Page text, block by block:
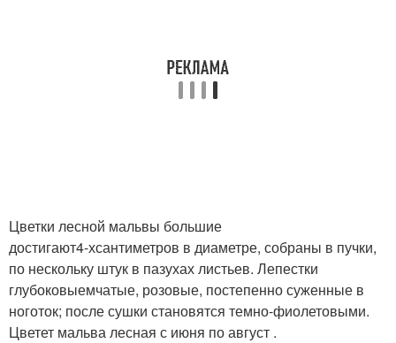
Цветки лесной мальвы большие
достигают4-хсантиметров в диаметре, собраны в пучки,
по нескольку штук в пазухах листьев. Лепестки
глубоковыемчатые, розовые, постепенно суженные в
ноготок; после сушки становятся темно-фиолетовыми.
Цветет мальва лесная с июня по август .